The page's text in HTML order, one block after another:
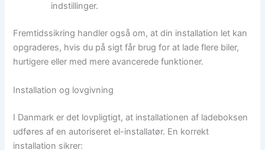
indstillinger.
Fremtidssikring handler også om, at din installation let kan
opgraderes, hvis du på sigt får brug for at lade flere biler,
hurtigere eller med mere avancerede funktioner.
Installation og lovgivning
I Danmark er det lovpligtigt, at installationen af ladeboksen
udføres af en autoriseret el-installatør. En korrekt
installation sikrer: